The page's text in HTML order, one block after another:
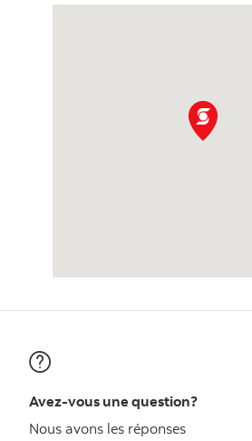
Avez-vous une question?
Nous avons les réponses